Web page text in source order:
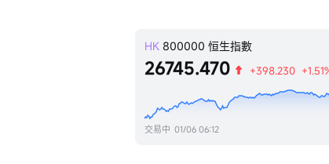
HK 800000 恒生指數
26745.470 +398.230
交易中 01/06 06:12